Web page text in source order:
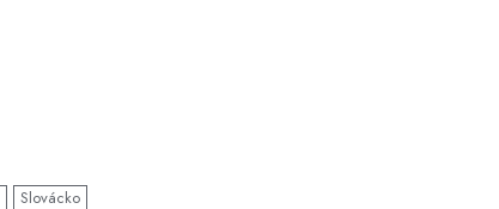
Slovácko